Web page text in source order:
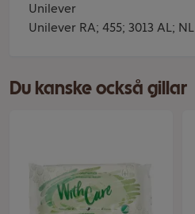
Unilever
Unilever RA; 455; 3013 AL; NL
Du kanske också gillar